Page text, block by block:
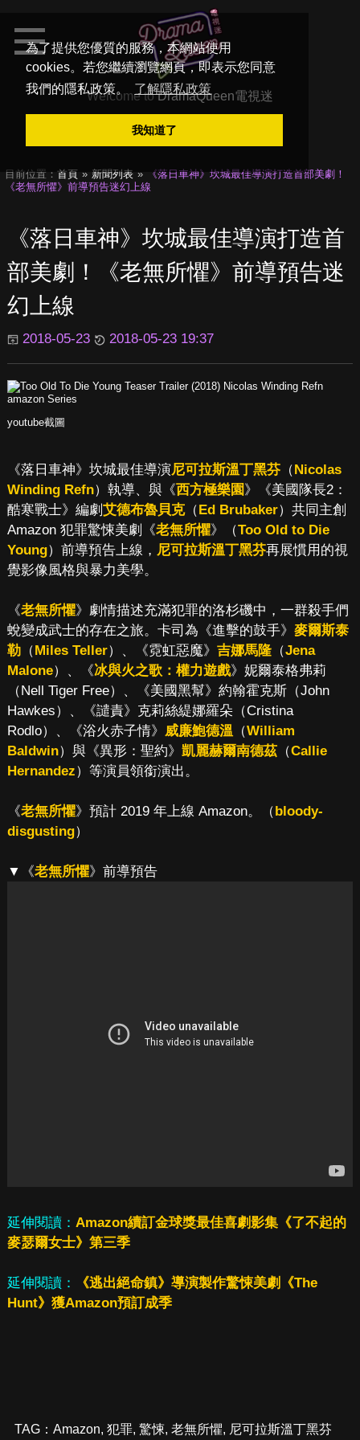
為了提供您優質的服務，本網站使用
cookies。若您繼續瀏覽網頁，即表示您同意
我們的隱私政策。
了解隱私政策
我知道了
Welcome toDramaQueen電視迷
目前位置： 首頁 新聞列表
《落日車神》坎城最佳導演打造首部美劇！
《老無所懼》前導預告迷幻上線
《落日車神》坎城最佳導演打造首
部美劇！《老無所懼》前導預告迷
幻上線
2018-05-23 2018-05-23 19:37
youtube截圖
《落日車神》坎城最佳導演尼可拉斯溫丁黑芬（Nicolas
Winding Refn）執導、與《西方極樂園》《美國隊長2：
酷寒戰士》編劇艾德布魯貝克（Ed Brubaker）共同主創
Amazon 犯罪驚悚美劇《老無所懼》（Too Old to Die
Young）前導預告上線， 尼可拉斯溫丁黑芬再展慣用的視
覺影像風格與暴力美學。
《老無所懼》劇情描述充滿犯罪的洛杉磯中，一群殺手們
蛻變成武士的存在之旅。卡司為《進擊的鼓手》 麥爾斯泰
勒（Miles Teller）、《霓虹惡魔》 吉娜馬隆（Jena
Malone）、《冰與火之歌：權力遊戲》妮爾泰格弗莉
（Nell Tiger Free）、《美國黑幫》約翰霍克斯（John
Hawkes）、《譴責》克莉絲緹娜羅朵（Cristina
Rodlo）、《浴火赤子情》 威廉鮑德溫（William
Baldwin）與《異形：聖約》 凱麗赫爾南德茲（Callie
Hernandez）等演員領銜演出。
《老無所懼》預計 2019 年上線 Amazon。（bloody-
disgusting）
▼《老無所懼》前導預告
延伸閱讀： Amazon續訂金球獎最佳喜劇影集《了不起的
麥瑟爾女士》第三季
延伸閱讀：
《逃出絕命鎮》導演製作驚悚美劇《The
Hunt》獲Amazon預訂成季
TAG： Amazon, 犯罪, 驚悚, 老無所懼, 尼可拉斯溫丁黑芬